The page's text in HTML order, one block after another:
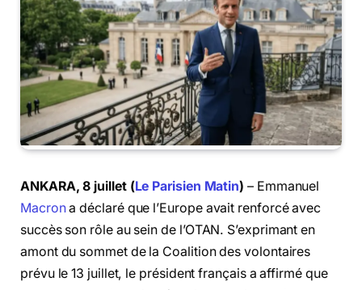
ANKARA, 8 juillet (Le Parisien Matin) – Emmanuel
Macrona déclaré que l’Europe avait renforcé avec
succès son rôle au sein de l’OTAN. S’exprimant en
amont du sommet de la Coalition des volontaires
prévu le 13 juillet, le président français a affirmé que